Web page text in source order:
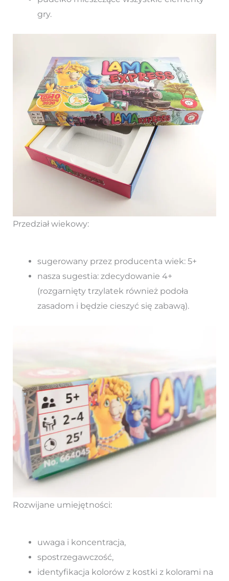
gry.
Przedział wiekowy:
sugerowany przez producenta wiek: 5+
nasza sugestia: zdecydowanie 4+
(rozgarnięty trzylatek również podoła
zasadom i będzie cieszyć się zabawą).
Rozwijane umiejętności:
uwaga i koncentracja,
spostrzegawczość,
identyfikacja kolorów z kostki z kolorami na